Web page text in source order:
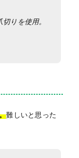
りを使用。
難しいと思った